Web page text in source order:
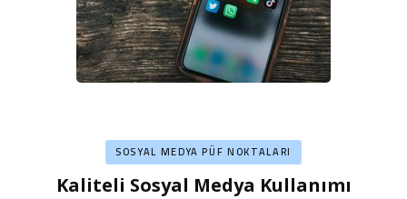
SOSYAL MEDYA PÜF NOKTALARI
Kaliteli Sosyal Medya Kullanımı